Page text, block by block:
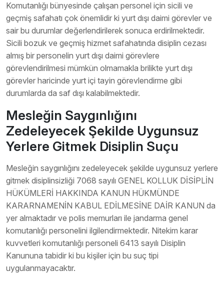
Komutanlığı bünyesinde çalışan personel için sicili ve
geçmiş safahatı çok önemlidir ki yurt dışı daimi görevler ve
sair bu durumlar değerlendirilerek sonuca erdirilmektedir.
Sicili bozuk ve geçmiş hizmet safahatında disiplin cezası
almış bir personelin yurt dışı daimi görevlere
görevlendirilmesi mümkün olmamakla brilikte yurt dışı
görevler haricinde yurt içi tayin görevlendirme gibi
durumlarda da saf dışı kalabilmektedir.
Mesleğin Saygınlığını
Zedeleyecek Şekilde Uygunsuz
Yerlere Gitmek Disiplin Suçu
Mesleğin saygınlığını zedeleyecek şekilde uygunsuz yerlere
gitmek disiplinsizliği 7068 sayılı GENEL KOLLUK DİSİPLİN
HÜKÜMLERİ HAKKINDA KANUN HÜKMÜNDE
KARARNAMENİN KABUL EDİLMESİNE DAİR KANUN da
yer almaktadır ve polis memurları ile jandarma genel
komutanlığı personelini ilgilendirmektedir. Nitekim karar
kuvvetleri komutanlığı personeli 6413 sayılı Disiplin
Kanununa tabidir ki bu kişiler için bu suç tipi
uygulanmayacaktır.